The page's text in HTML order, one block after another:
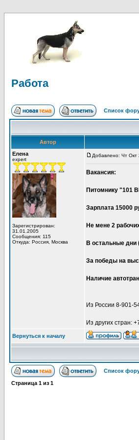
Работа
Список
Автор
Елена
expert
Зарегистрирован:
31.01.2005
Сообщения: 115
Откуда: Россия, Москва
Добавлено: Чт Окт
Вакансия:
Питомнику "101
Зарплата 15000
Не мене 2
В остальные дни
За победы на
Наличие
Из России 8-901-
Из других стран:
Вернуться к началу
Список
Страница 1 из 1